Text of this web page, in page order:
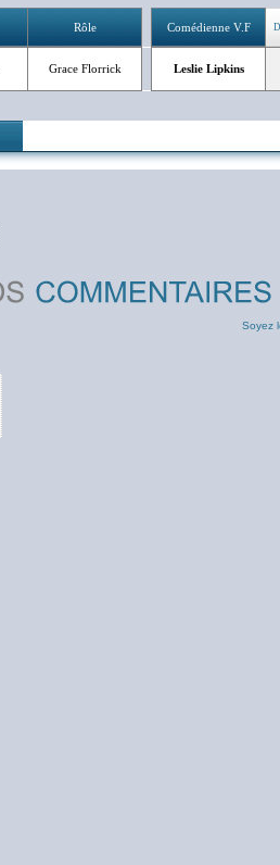
Rôle Comédienne V.F
Grace Florrick Leslie Lipkins
Soyez